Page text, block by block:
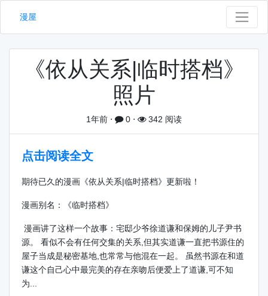
漫屋
《依从关系|临时搭档》
照片
1年前 ⋅ 0 ⋅ 342 阅读
点击阅读全文
期待已久的漫画《依从关系|临时搭档》更新啦！
漫画别名：《临时搭档》
漫画讲了这样一个故事：宅邸少爷徐道谦和保姆的儿子尹书
源。 看似不会有任何交集的关系,但其实道谦一直把书源住的
屋子当成是秘密基地,也常常与他混在一起。 虽然书源在和道
谦这个自己心中最完美的存在亲吻后便爱上了道谦,可不知
为...